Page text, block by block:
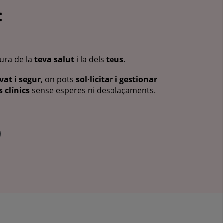
de la teva salut i la dels teus.
i segur, on pots sol·licitar i gestionar
clínics sense esperes ni desplaçaments.